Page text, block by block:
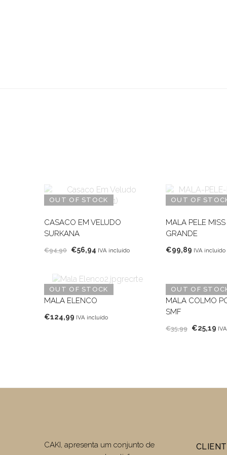
OUT OF STOCK
CASACO EM VELUDO
SURKANA
€94,90 O
era:
€94,90.
€56,94 O
é:
€56,94.
IVA incluído
OUT OF
MALA PELE
GRANDE
€99,89 IVA incluído
OUT OF STOCK
MALA ELENCO
€124,99 IVA incluído
OUT OF
MALA COLMO
SMF
€35,99 O
€25,19 O
CAKI, apresenta um conjunto de